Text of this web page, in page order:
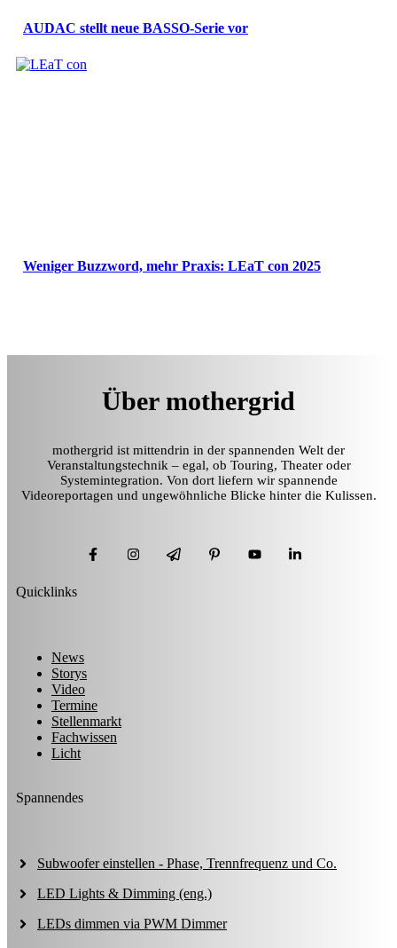
AUDAC stellt neue BASSO-Serie vor
Weniger Buzzword, mehr Praxis: LEaT con 2025
Über mothergrid
mothergrid ist mittendrin in der spannenden Welt der
Veranstaltungstechnik – egal, ob Touring, Theater oder
Systemintegration. Von dort liefern wir spannende
Videoreportagen und ungewöhnliche Blicke hinter die Kulissen.
Quicklinks
News
Storys
Video
Termine
Stellenmarkt
Fachwissen
Licht
Spannendes
Subwoofer einstellen - Phase, Trennfrequenz und Co.
LED Lights & Dimming (eng.)
LEDs dimmen via PWM Dimmer